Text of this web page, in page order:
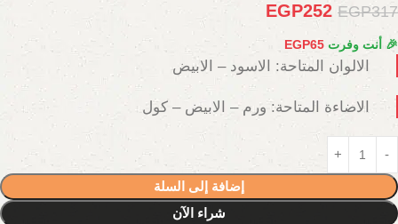
EGP317
EGP252
🎉 أنت وفرت EGP65
الالوان المتاحة: الاسود – الابيض
الاضاءة المتاحة: ورم – الابيض – كول
إضافة إلى السلة
شراء الآن